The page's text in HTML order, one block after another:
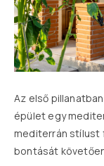
Az első
épület egy
mediterrán stílust
bontását